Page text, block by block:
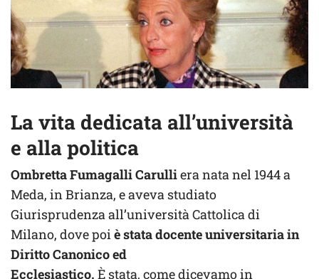
La vita dedicata all’università
e alla politica
Ombretta Fumagalli Carulliera nata nel 1944 a
Meda, in Brianza, e aveva studiato
Giurisprudenza all’università Cattolica di
Milano, dove poi è stata docente universitaria in
Diritto Canonico ed
Ecclesiastico. È stata, come dicevamo in